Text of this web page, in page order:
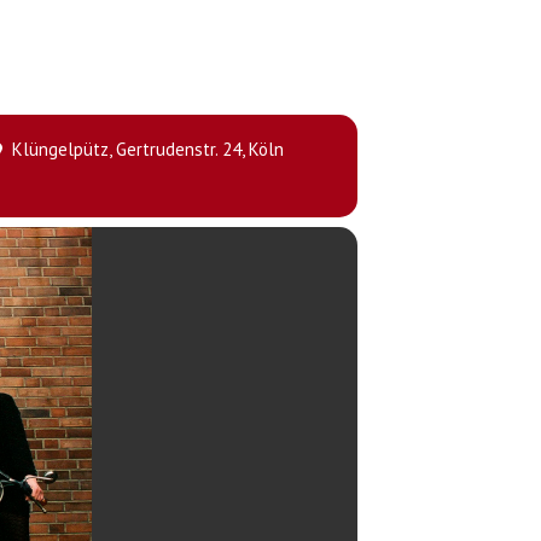
Klüngelpütz, Gertrudenstr. 24, Köln